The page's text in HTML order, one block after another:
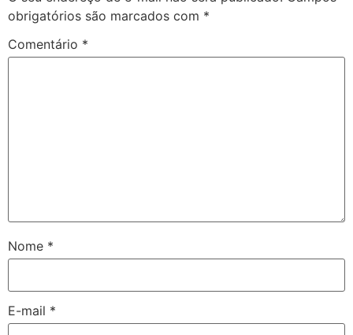
obrigatórios são marcados com *
Comentário *
Nome *
E-mail *